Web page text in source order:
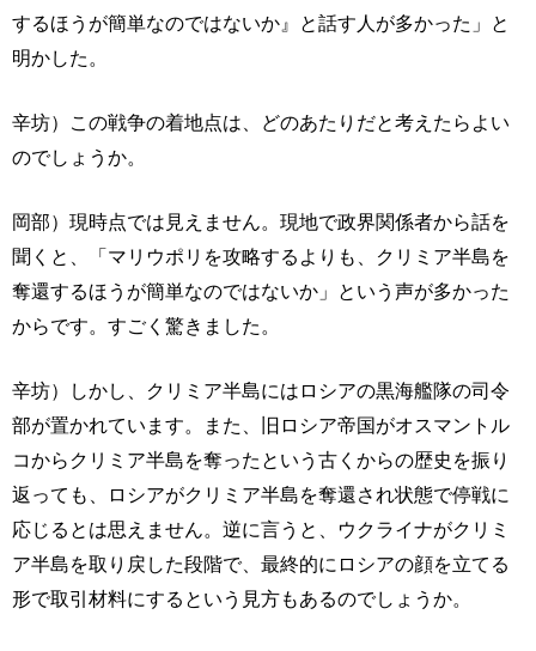
するほうが簡単なのではないか』と話す人が多かった」と
明かした。
辛坊）この戦争の着地点は、どのあたりだと考えたらよい
のでしょうか。
岡部）現時点では見えません。現地で政界関係者から話を
聞くと、「マリウポリを攻略するよりも、クリミア半島を
奪還するほうが簡単なのではないか」という声が多かった
からです。すごく驚きました。
辛坊）しかし、クリミア半島にはロシアの黒海艦隊の司令
部が置かれています。また、旧ロシア帝国がオスマントル
コからクリミア半島を奪ったという古くからの歴史を振り
返っても、ロシアがクリミア半島を奪還され状態で停戦に
応じるとは思えません。逆に言うと、ウクライナがクリミ
ア半島を取り戻した段階で、最終的にロシアの顔を立てる
形で取引材料にするという見方もあるのでしょうか。